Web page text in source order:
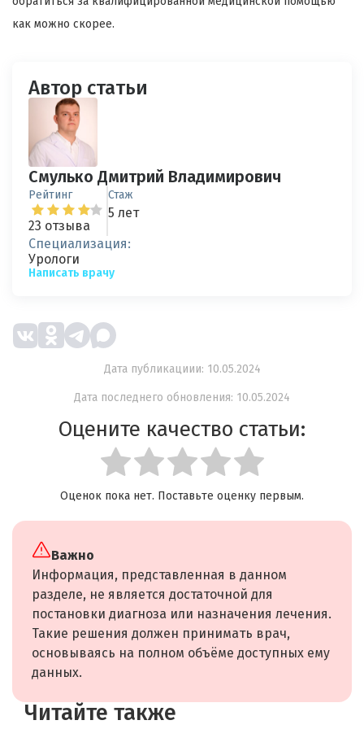
как можно скорее.
Автор статьи
Смулько Дмитрий Владимирович
Рейтинг
23 отзыва
Стаж
5 лет
Специализация:
Урологи
Написать врачу
Дата публикациии: 10.05.2024
Дата последнего обновления: 10.05.2024
Оцените качество статьи:
Оценок пока нет. Поставьте оценку первым.
Важно
Информация, представленная в данном
разделе, не является достаточной для
постановки диагноза или назначения лечения.
Такие решения должен принимать врач,
основываясь на полном объёме доступных ему
данных.
Читайте также